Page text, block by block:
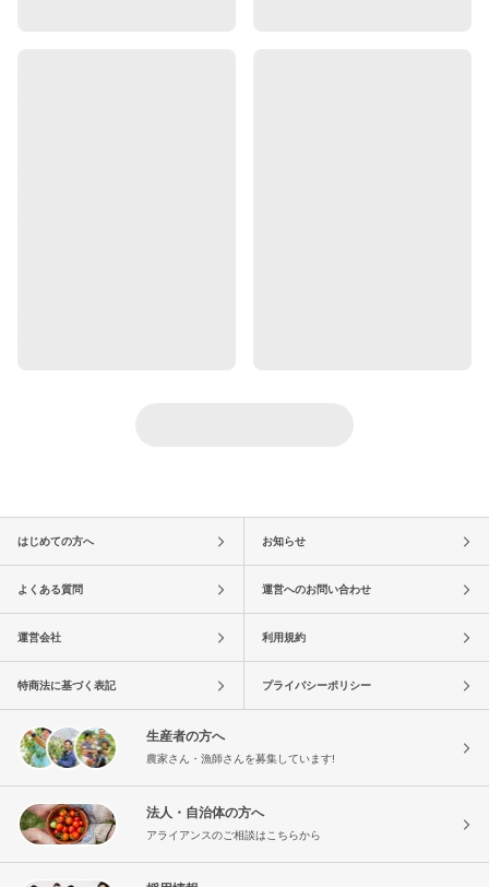
はじめての方へ お知らせ
よくある質問 運営へのお問い合わせ
運営会社 利用規約
特商法に基づく表記 プライバシーポリシー
生産者の方へ
農家さん・漁師さんを募集しています!
法人・自治体の方へ
アライアンスのご相談はこちらから